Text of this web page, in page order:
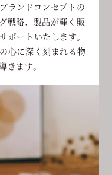
ランドコンセプトの
戦略、製品が輝く販
ポートいたします。
心に深く刻まれる物
きます。